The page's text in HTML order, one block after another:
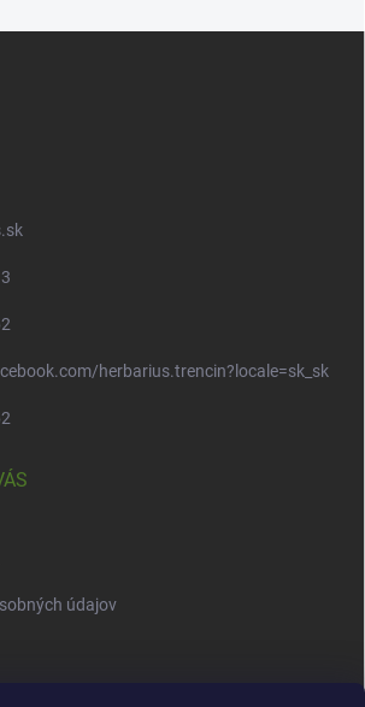
herbarius.trencin?locale=sk_sk
údajov